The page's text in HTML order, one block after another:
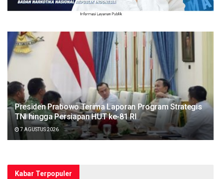
Presiden Prabowo Terima Laporan Program Strategis
TNI hingga Persiapan HUT ke-81 RI
7 AGUSTUS 2026
Kabar Terpopuler